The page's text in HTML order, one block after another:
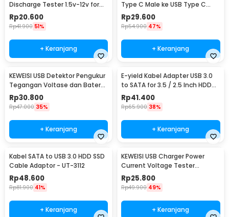
Discharge Tester 1.5v-12v for
18650 - HW-586
Rp20.600
Rp41.900 51%
+ Keranjang
Type C Male ke USB Type C
Female 100cm - 8196
Rp29.600
Rp54.900 47%
+ Keranjang
KEWEISI USB Detektor Pengukur
Tegangan Voltase dan Baterai
Tester - KWS-V20
Rp30.800
Rp47.000 35%
+ Keranjang
E-yield Kabel Adapter USB 3.0
to SATA for 3.5 / 2.5 Inch HDD
SSD 40cm - ZD0004
Rp41.400
Rp65.900 38%
+ Keranjang
Kabel SATA to USB 3.0 HDD SSD
Cable Adaptor - UT-3112
Rp48.600
Rp81.900 41%
+ Keranjang
KEWEISI USB Charger Power
Current Voltage Tester
Detector 3-20V 0-3A - KWS-
10VA
Rp25.800
Rp49.900 49%
+ Keranjang